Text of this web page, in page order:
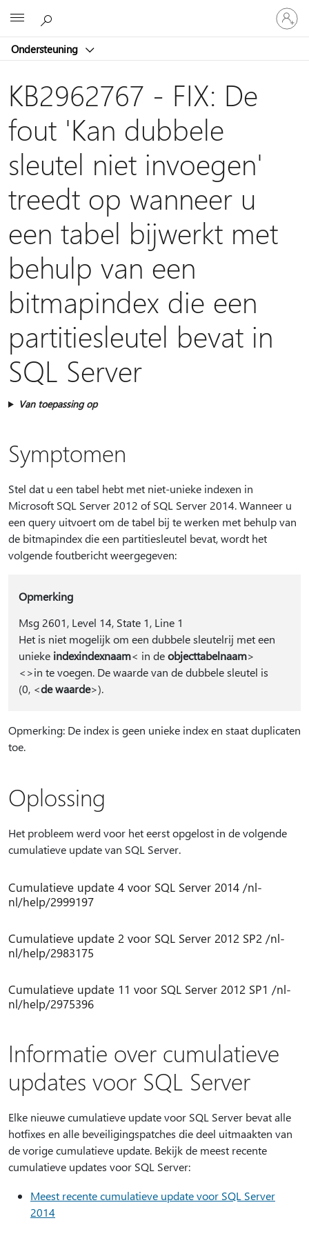
Ondersteuning
Meld
je
aan
je
KB2962767 - FIX: De
fout 'Kan dubbele
sleutel niet invoegen'
treedt op wanneer u
een tabel bijwerkt met
behulp van een
bitmapindex die een
partitiesleutel bevat in
SQL Server
Van toepassing op
Symptomen
Stel dat u een tabel hebt met niet-unieke indexen in
Microsoft SQL Server 2012 of SQL Server 2014. Wanneer u
een query uitvoert om de tabel bij te werken met behulp van
de bitmapindex die een partitiesleutel bevat, wordt het
volgende foutbericht weergegeven:
Opmerking
Msg 2601, Level 14, State 1, Line 1
Het is niet mogelijk om een dubbele sleutelrij met een
unieke indexindexnaam< in deobjecttabelnaam>
<>in te voegen. De waarde van de dubbele sleutel is
(0, <de waarde>).
Opmerking: De index is geen unieke index en staat duplicaten
toe.
Oplossing
Het probleem werd voor het eerst opgelost in de volgende
cumulatieve update van SQL Server.
Cumulatieve update 4 voor SQL Server 2014 /nl-
nl/help/2999197
Cumulatieve update 2 voor SQL Server 2012 SP2 /nl-
nl/help/2983175
Cumulatieve update 11 voor SQL Server 2012 SP1 /nl-
nl/help/2975396
Informatie over cumulatieve
updates voor SQL Server
Elke nieuwe cumulatieve update voor SQL Server bevat alle
hotfixes en alle beveiligingspatches die deel uitmaakten van
de vorige cumulatieve update. Bekijk de meest recente
cumulatieve updates voor SQL Server:
Meest recente cumulatieve update voor SQL Server
2014